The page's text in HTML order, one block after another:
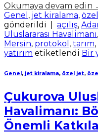
Okumaya devam edin
Genel , jet kiralama,
gönderildi
açılış,
Uluslararası Havalimanı,
Mersin, protokol , tarım,
yatırım etiketlendi Bir
Genel, jet kiralama, özel jet,
Çukurova
Havalimanı:
Önemli